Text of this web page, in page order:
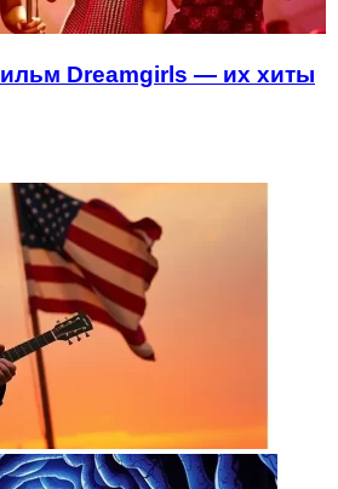
Dreamgirls — их хиты